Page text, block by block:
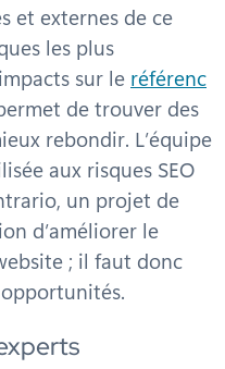
et externes de ce
les plus
sur le référenc
de trouver des
rebondir. L’équipe
aux risques SEO
un projet de
d’améliorer le
; il faut donc